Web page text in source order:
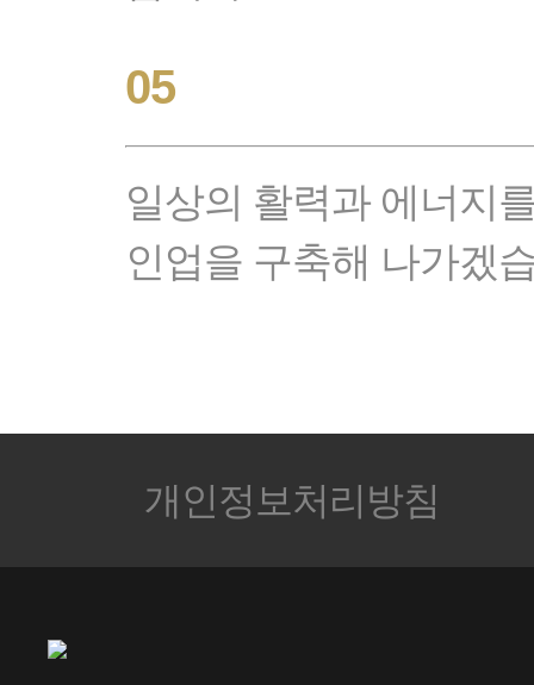
05
일상의 활력과 에너지
인업을 구축해 나가겠
개인정보처리방침